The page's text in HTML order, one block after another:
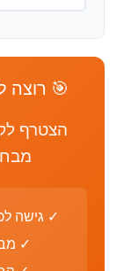
🎯 רוצה
הצטרף
✓ גישה
✓